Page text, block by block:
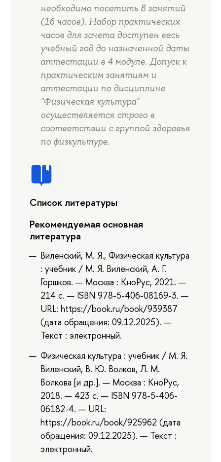
необходимо посетить 8 занятий
(16 часов). Набор практических
часов для зачета доступен весь
учебный год до назначенной даты
аттестации в 4 модуле. Допуск к
практическим занятиям и
аттестации по дисциплине
"Физическая культура"
осуществляется строго в
соответствии с группой здоровья
по физкультуре.
Список литературы
Рекомендуемая основная
литература
Виленский, М. Я., Физическая культура
: учебник / М. Я. Виленский, А. Г.
Горшков. — Москва : КноРус, 2021. —
214 с. — ISBN 978-5-406-08169-3. —
URL: https://book.ru/book/939387
(дата обращения: 09.12.2025). —
Текст : электронный.
Физическая культура : учебник / М. Я.
Виленский, В. Ю. Волков, Л. М.
Волкова [и др.]. — Москва : КноРус,
2018. — 423 с. — ISBN 978-5-406-
06182-4. — URL:
https://book.ru/book/925962 (дата
обращения: 09.12.2025). — Текст :
электронный.